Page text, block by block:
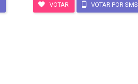
VOTAR VOTAR POR SMS